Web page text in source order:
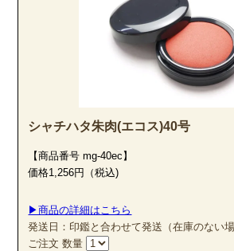
シャチハタ朱肉(エコス)40号
【商品番号 mg-40ec】
価格1,256円（税込)
▶商品の詳細はこちら
発送日：印鑑と合わせて発送（在庫のない場
ご注文 数量